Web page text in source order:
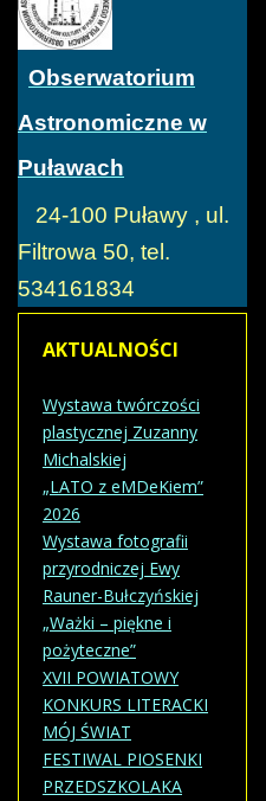
Obserwatorium
Astronomiczne w
Puławach
24-100 Puławy , ul.
Filtrowa 50, tel.
534161834
AKTUALNOŚCI
Wystawa twórczości
plastycznej Zuzanny
Michalskiej
„LATO z eMDeKiem”
2026
Wystawa fotografii
przyrodniczej Ewy
Rauner-Bułczyńskiej
„Ważki – piękne i
pożyteczne”
XVII POWIATOWY
KONKURS LITERACKI
MÓJ ŚWIAT
FESTIWAL PIOSENKI
PRZEDSZKOLAKA